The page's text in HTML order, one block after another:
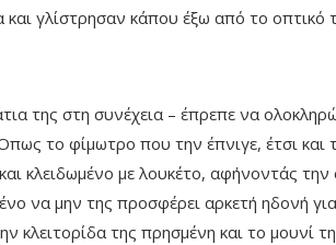
γλίστρησαν κάπου έξω από το οπτικό
της στη συνέχεια – έπρεπε να
το φίμωτρο που την έπνιγε, έτσι και
κλειδωμένο με λουκέτο, αφήνοντάς
να μην της προσφέρει αρκετή ηδονή
κλειτορίδα της πρησμένη και το μουνί